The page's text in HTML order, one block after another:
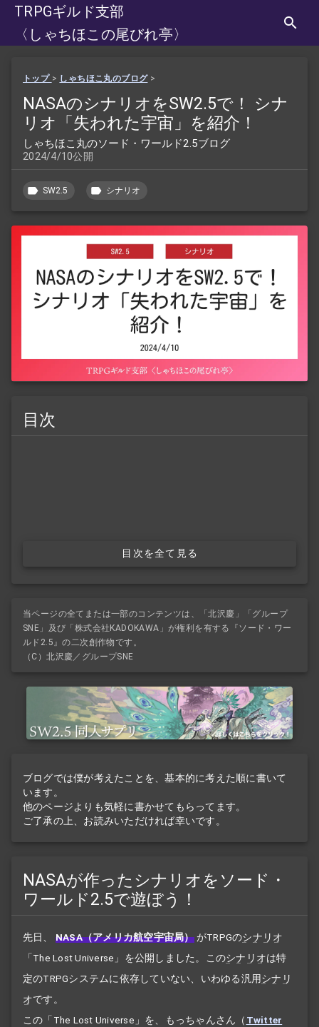
TRPGギルド支部
〈しゃちほこの尾びれ亭〉
トップ > しゃちほこ丸のブログ>
NASAのシナリオをSW2.5で！ シナ
リオ「失われた宇宙」を紹介！
しゃちほこ丸のソード・ワールド2.5ブログ
2024/4/10公開
SW2.5 シナリオ
目次
目次を全て見る
当ページの全てまたは一部のコンテンツは、「北沢慶」「グループ
SNE」及び「株式会社KADOKAWA」が権利を有する『ソード・ワー
ルド2.5』の二次創作物です。
（C）北沢慶／グループSNE
ブログでは僕が考えたことを、基本的に考えた順に書いて
います。
他のページよりも気軽に書かせてもらってます。
ご了承の上、お読みいただければ幸いです。
NASAが作ったシナリオをソード・
ワールド2.5で遊ぼう！
先日、 NASA（アメリカ航空宇宙局） がTRPGのシナリオ
「The Lost Universe」を公開しました。このシナリオは特
定のTRPGシステムに依存していない、いわゆる汎用シナリ
オです。
この「The Lost Universe」を、もっちゃんさん（ Twitter